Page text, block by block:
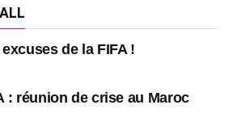
de la FIFA !
: réunion de crise au Maroc